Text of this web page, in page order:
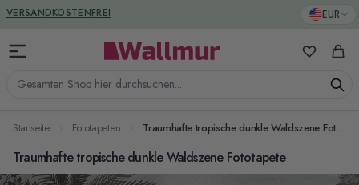
Zum Inhalt springen EUR
Gesamten Shop hier durchsuchen...
Meine
VERSANDKOSTENFREI
GREENGUARD ZERTIFIZIERT
Startseite Fototapeten Traumhafte tropische dunkle Waldszene Fototapete
Traumhafte tropische dunkle Waldszene Fototapete